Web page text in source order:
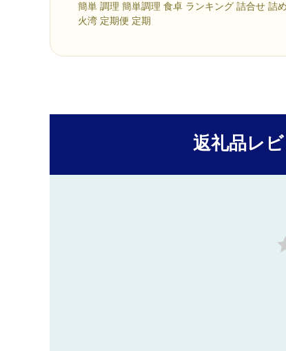
簡単 調理 簡単調理 食卓 ランキング 詰合せ 詰
火湾 定期便 定期
返礼品レ